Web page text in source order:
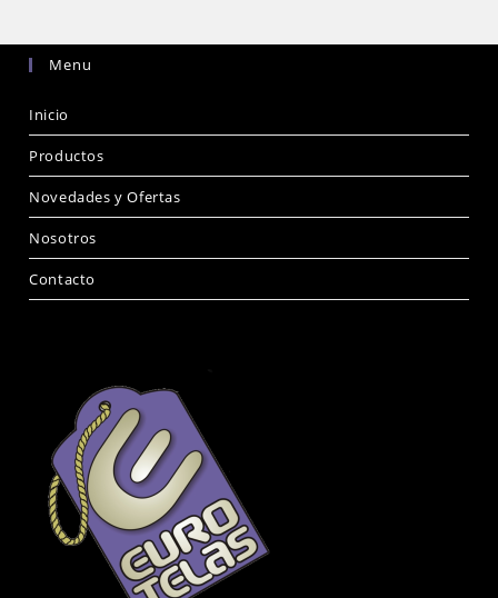
Menu
Inicio
Productos
Novedades y Ofertas
Nosotros
Contacto